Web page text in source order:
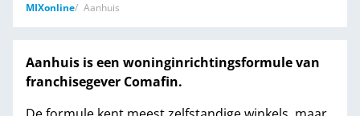
Marktcijfers
Partners
MIXonline Aanhuis
Aanhuis is een woninginrichtingsformule van
franchisegever Comafin.